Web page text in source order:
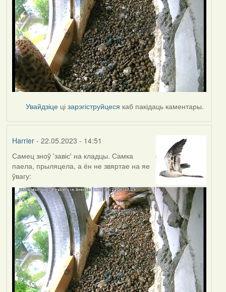
Увайдзіце цізарэгіструйцеся каб пакідаць каментары.
Harrier- 22.05.2023 - 14:51
Самец зноў 'завіс' на кладцы. Самка
паела, прыляцела, а ён не звяртае на яе
ўвагу: